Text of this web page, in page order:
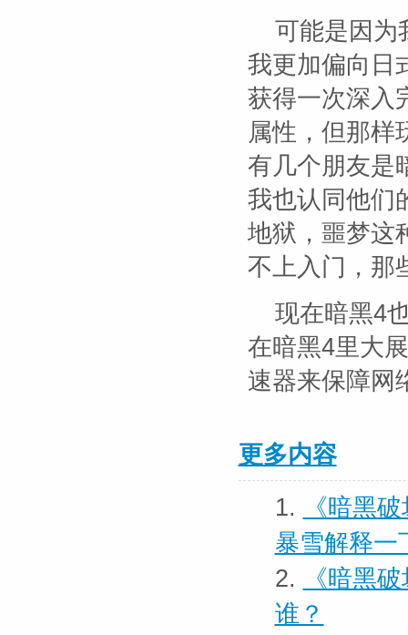
可能是因为
我更加偏向日
获得一次深入
属性，但那样
有几个朋友是
我也认同他们
地狱，噩梦这
不上入门，那
现在暗黑4
在暗黑4里大
速器来保障网
更多内容
1.
《暗黑
暴雪解释一
2.
《暗黑
谁？